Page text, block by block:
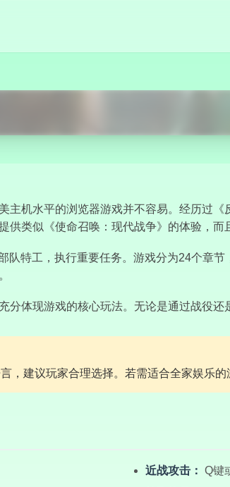
主机水平的浏览器游戏并不容易。经历过
供类似《使命召唤：现代战争》的体验，而
队特工，执行重要任务。游戏分为24个章
体现游戏的核心玩法。无论是通过战役还
，建议玩家合理选择。若需适合全家娱乐的
近战攻击： Q键